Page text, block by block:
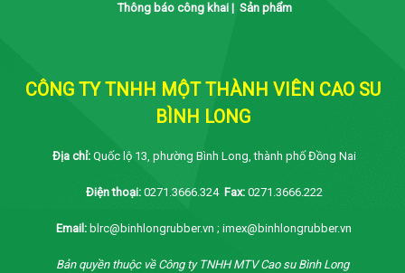
Thông báo công khai| Sản phẩm
CÔNG TY TNHH MỘT THÀNH VIÊN CAO SU
BÌNH LONG
Địa chỉ: Quốc lộ 13, phường Bình Long, thành phố Đồng Nai
Điện thoại:0271.3666.324 Fax: 0271.3666.222
Email: blrc@binhlongrubber.vn ; imex@binhlongrubber.vn
Bản quyền thuộc về Công ty TNHH MTV Cao su Bình Long